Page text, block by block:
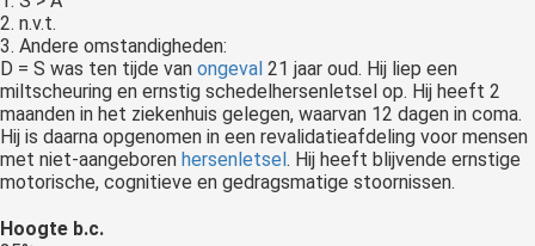
2. n.v.t.
3. Andere omstandigheden:
D = S was ten tijde van ongeval 21 jaar oud. Hij liep een
miltscheuring en ernstig schedelhersenletsel op. Hij heeft 2
maanden in het ziekenhuis gelegen, waarvan 12 dagen in coma.
Hij is daarna opgenomen in een revalidatieafdeling voor mensen
met niet-aangeboren hersenletsel. Hij heeft blijvende ernstige
motorische, cognitieve en gedragsmatige stoornissen.
Hoogte b.c.